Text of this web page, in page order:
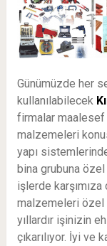
Günümüzde her
kullanılabilecek
firmalar maalesef
malzemeleri
yapı
bina grubuna
işlerde karşımıza
malzemeleri özel
yıllardır işinizin
çıkarılıyor. İyi ve